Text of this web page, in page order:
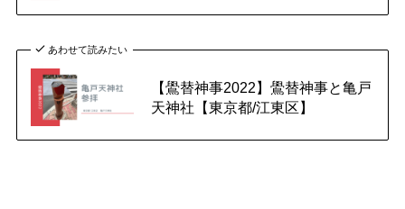
あわせて読みたい
【鷽替神事2022】鷽替神事と亀戸
天神社【東京都/江東区】